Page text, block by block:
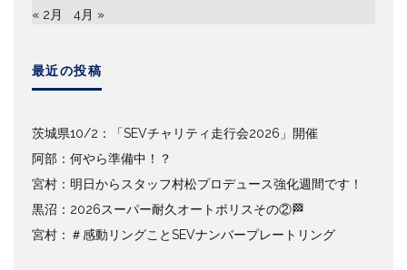
« 2月 4月 »
最近の投稿
茨城県10/2：「SEVチャリティ走行会2026」開催
阿部：何やら準備中！？
宮村：明日からスタッフ村松プロデュース強化週間です！
黒沼：2026スーパー耐久オートポリスその②🏁
宮村：＃感動リングことSEVナンバープレートリング